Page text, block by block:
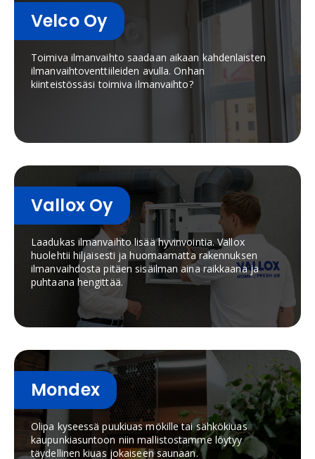
Velco Oy
Toimiva ilmanvaihto saadaan aikaan kahdenlaisten
ilmanvaihtoventtiileiden avulla. Onhan
kiinteistössäsi toimiva ilmanvaihto?
Vallox Oy
Laadukas ilmanvaihto lisää hyvinvointia. Vallox
huolehtii hiljaisesti ja huomaamatta rakennuksen
ilmanvaihdosta pitäen sisäilman aina raikkaana ja
puhtaana hengittää.
Mondex
Olipa kyseessä puukiuas mökille tai sähkökiuas
kaupunkiasuntoon niin mallistostamme löytyy
täydellinen kiuas jokaiseen saunaan.